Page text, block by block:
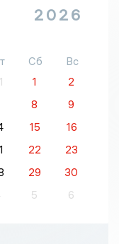
2026
Сб
Вс
1
2
8
9
15
16
22
23
29
30
5 6